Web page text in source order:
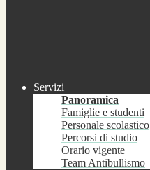
Servizi
Panoramica
Famiglie e studenti
Personale scolastico
Percorsi di studio
Orario vigente
Team Antibullismo